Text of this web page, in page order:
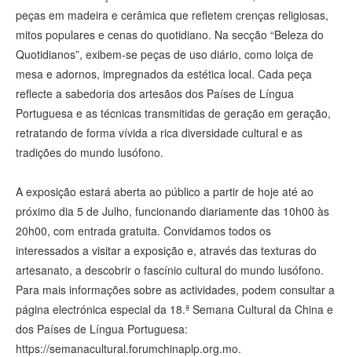
peças em madeira e cerâmica que refletem crenças religiosas,
mitos populares e cenas do quotidiano. Na secção “Beleza do
Quotidianos”, exibem-se peças de uso diário, como loiça de
mesa e adornos, impregnados da estética local. Cada peça
reflecte a sabedoria dos artesãos dos Países de Língua
Portuguesa e as técnicas transmitidas de geração em geração,
retratando de forma vívida a rica diversidade cultural e as
tradições do mundo lusófono.
A exposição estará aberta ao público a partir de hoje até ao
próximo dia 5 de Julho, funcionando diariamente das 10h00 às
20h00, com entrada gratuita. Convidamos todos os
interessados a visitar a exposição e, através das texturas do
artesanato, a descobrir o fascínio cultural do mundo lusófono.
Para mais informações sobre as actividades, podem consultar a
página electrónica especial da 18.ª Semana Cultural da China e
dos Países de Língua Portuguesa:
https://semanacultural.forumchinaplp.org.mo.